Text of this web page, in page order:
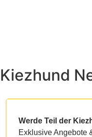
Kiezhund
Werde Teil der
Exklusive Angebote